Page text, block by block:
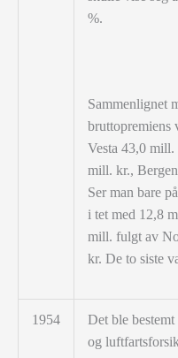
%.
Sammenlignet
bruttopremiens
Vesta 43,0
mill. kr.,
Ser man bare
i tet med 12,8
mill. fulgt av
kr. De to siste
1954
Det ble
og